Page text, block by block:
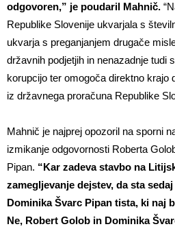
odgovoren,” je poudaril Mahnič.
Republike Slovenije ukvarjala s
ukvarja s preganjanjem drugače
državnih podjetjih in nenazadnje tudi
korupcijo ter omogoča direktno krajo
iz državnega proračuna Republike
Mahnič je najprej opozoril na sporni
izmikanje odgovornosti Roberta
Pipan. “Kar zadeva stavbo na
zamegljevanje dejstev, da sta
Dominika Švarc Pipan tista, ki naj
Ne, Robert Golob in Dominika